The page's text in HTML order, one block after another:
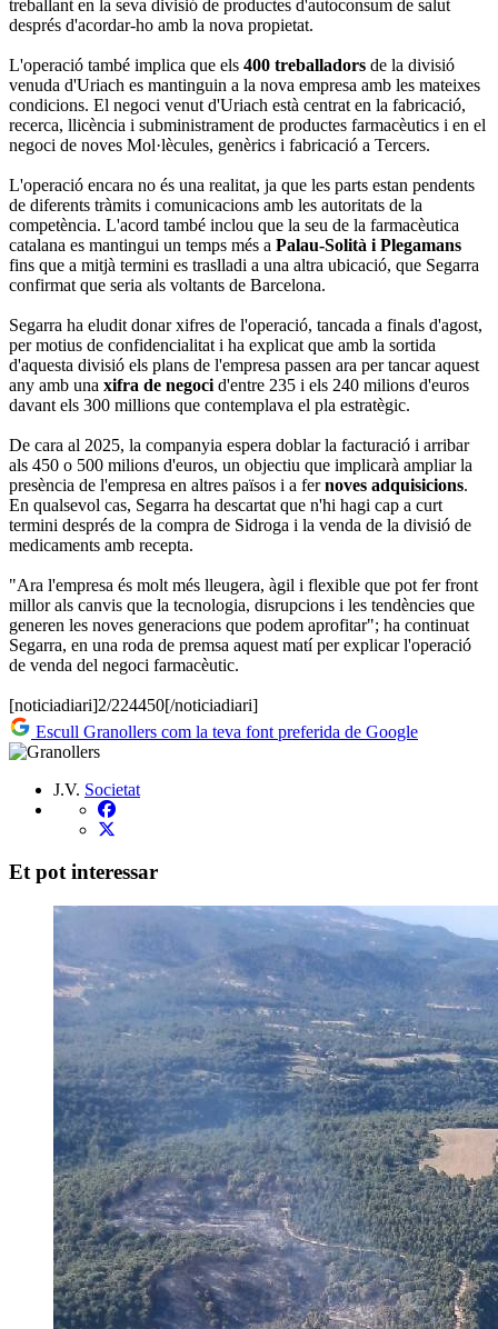
treballant en la seva divisió de productes d'autoconsum de salut
després d'acordar-ho amb la nova propietat.
L'operació també implica que els 400 treballadors de la divisió
venuda d'Uriach es mantinguin a la nova empresa amb les mateixes
condicions. El negoci venut d'Uriach està centrat en la fabricació,
recerca, llicència i subministrament de productes farmacèutics i en el
negoci de noves Mol·lècules, genèrics i fabricació a Tercers.
L'operació encara no és una realitat, ja que les parts estan pendents
de diferents tràmits i comunicacions amb les autoritats de la
competència. L'acord també inclou que la seu de la farmacèutica
catalana es mantingui un temps més a Palau-Solità i Plegamans
fins que a mitjà termini es traslladi a una altra ubicació, que Segarra
confirmat que seria als voltants de Barcelona.
Segarra ha eludit donar xifres de l'operació, tancada a finals d'agost,
per motius de confidencialitat i ha explicat que amb la sortida
d'aquesta divisió els plans de l'empresa passen ara per tancar aquest
any amb una xifra de negoci d'entre 235 i els 240 milions d'euros
davant els 300 millions que contemplava el pla estratègic.
De cara al 2025, la companyia espera doblar la facturació i arribar
als 450 o 500 milions d'euros, un objectiu que implicarà ampliar la
presència de l'empresa en altres països i a fernoves adquisicions.
En qualsevol cas, Segarra ha descartat que n'hi hagi cap a curt
termini després de la compra de Sidroga i la venda de la divisió de
medicaments amb recepta.
"Ara l'empresa és molt més lleugera, àgil i flexible que pot fer front
millor als canvis que la tecnologia, disrupcions i les tendències que
generen les noves generacions que podem aprofitar"; ha continuat
Segarra, en una roda de premsa aquest matí per explicar l'operació
de venda del negoci farmacèutic.
[noticiadiari]2/224450[/noticiadiari]
Escull Granollers com la teva font preferida de Google
J.V. Societat
Et pot interessar